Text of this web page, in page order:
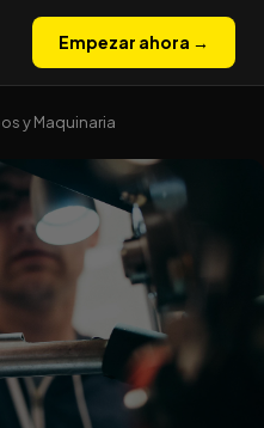
Empezar ahora →
y Maquinaria